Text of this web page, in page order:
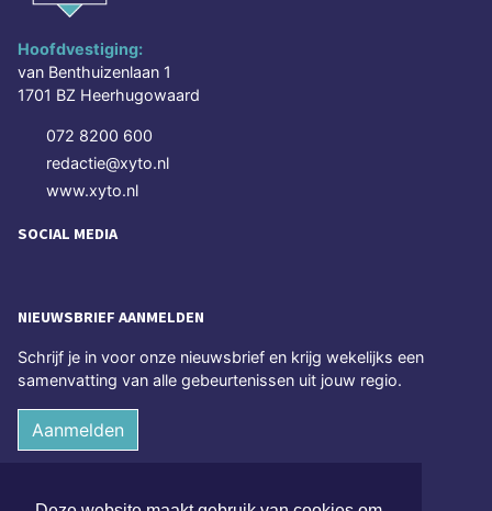
Hoofdvestiging:
van Benthuizenlaan 1
1701 BZ Heerhugowaard
072 8200 600
redactie@xyto.nl
www.xyto.nl
SOCIAL MEDIA
NIEUWSBRIEF AANMELDEN
Schrijf je in voor onze nieuwsbrief en krijg wekelijks een
samenvatting van alle gebeurtenissen uit jouw regio.
Aanmelden